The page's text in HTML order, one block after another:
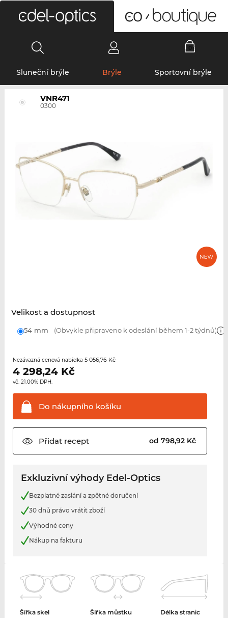
Sluneční brýle Brýle Sportovní brýle
VNR471
0300
Velikost a dostupnost
54 mm (Obvykle připraveno k odeslání během 1-2 týdnů)
Nezávazná cenová nabídka 5 056,76 Kč
4 298,24Kč
vč. 21.00% DPH.
Do nákupního košíku
Přidatrecept od 798,92 Kč
Exkluzivní výhody Edel-Optics
Bezplatné zaslání a zpětné doručení
30 dnů právo vrátit zboží
Výhodné ceny
Nákup na fakturu
Šířka skel
Šířka můstku
Délka stranic